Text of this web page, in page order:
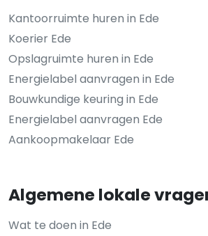
Kantoorruimte huren in Ede
Koerier Ede
Opslagruimte huren in Ede
Energielabel aanvragen in Ede
Bouwkundige keuring in Ede
Energielabel aanvragen Ede
Aankoopmakelaar Ede
Algemene lokale
Wat te doen in Ede